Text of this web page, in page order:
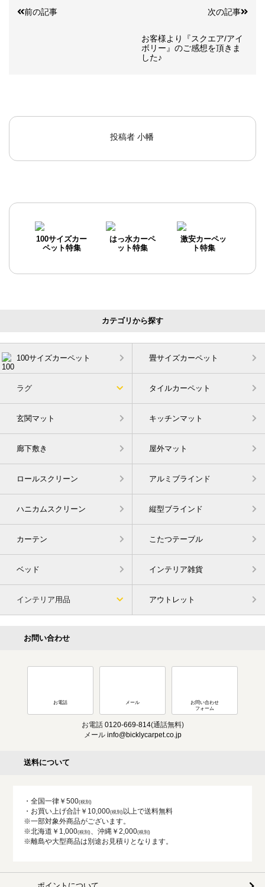
前の記事 次の記事
お客様より『スクエア/アイ
ボリー』のご感想を頂きま
した♪
投稿者小幡
100サイズカー
ペット特集
はっ水カーペ
ット特集
激安カーペッ
ト特集
カテゴリから探す
100サイズカーペット 畳サイズカーペット
ラグ タイルカーペット
玄関マット キッチンマット
廊下敷き 屋外マット
ロールスクリーン アルミブラインド
ハニカムスクリーン 縦型ブラインド
カーテン こたつテーブル
ベッド インテリア雑貨
インテリア用品 アウトレット
お問い合わせ
お電話 メール
お問い合わせ
フォーム
お電話 0120-669-814(通話無料)
メール info@bicklycarpet.co.jp
送料について
・全国一律￥500
・お買い上げ合計￥10,000
以上で送料無料
※一部対象外商品がございます。
※北海道￥1,000
、沖縄￥2,000
※離島や大型商品は別途お見積りとなります。